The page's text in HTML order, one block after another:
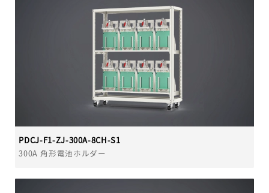
PDCJ-F1-ZJ-300A-8CH-S1
300A 角形電池ホルダー